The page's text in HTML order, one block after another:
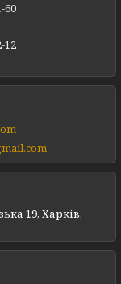
60
12
19, Харків,